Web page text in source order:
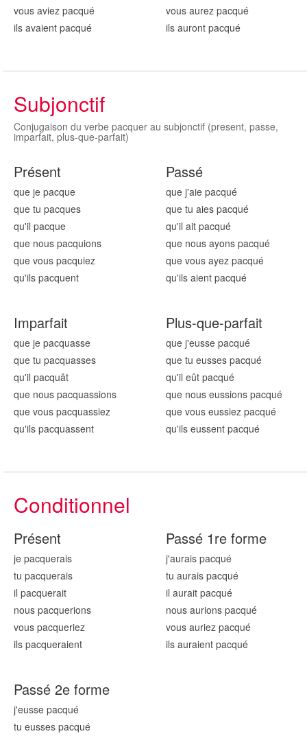
vous aviez pacqué
ils avaient pacqué
vous aurez pacqué
ils auront pacqué
Subjonctif
Conjugaison du verbe pacquer au subjonctif (present, passe,
imparfait, plus-que-parfait)
Présent
que je pacque
que tu pacques
qu'il pacque
que nous pacquions
que vous pacquiez
qu'ils pacquent
Passé
que j'aie pacqué
que tu aies pacqué
qu'il ait pacqué
que nous ayons pacqué
que vous ayez pacqué
qu'ils aient pacqué
Imparfait
que je pacquasse
que tu pacquasses
qu'il pacquât
que nous pacquassions
que vous pacquassiez
qu'ils pacquassent
Plus-que-parfait
que j'eusse pacqué
que tu eusses pacqué
qu'il eût pacqué
que nous eussions pacqué
que vous eussiez pacqué
qu'ils eussent pacqué
Conditionnel
Présent
je pacquerais
tu pacquerais
il pacquerait
nous pacquerions
vous pacqueriez
ils pacqueraient
Passé 1re forme
j'aurais pacqué
tu aurais pacqué
il aurait pacqué
nous aurions pacqué
vous auriez pacqué
ils auraient pacqué
Passé 2e forme
j'eusse pacqué
tu eusses pacqué